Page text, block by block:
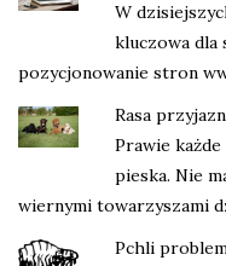
W
kluczowa dla
pozycjonowanie stron
Rasa
Prawie
pieska. Nie
wiernymi towarzyszami
Pchli